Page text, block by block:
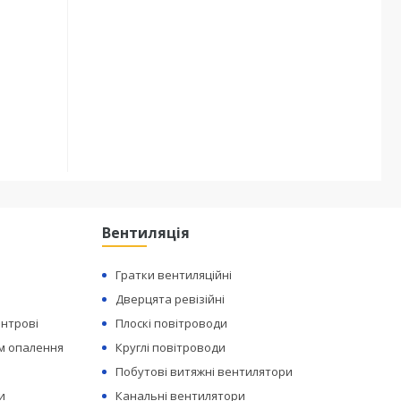
опалення
Вентиляція
Гратки вентиляційні
Дверцята ревізійні
Плоскі повітроводи
Круглі повітроводи
Побутові витяжні вентилятори
Канальні вентилятори